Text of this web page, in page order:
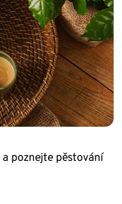
a poznejte pěstování